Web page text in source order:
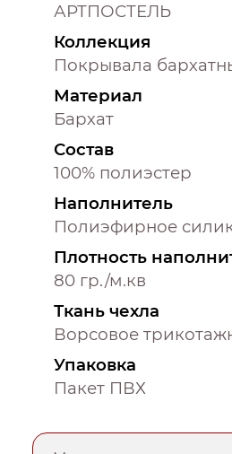
АРТПОСТЕЛЬ
Коллекция
Покрывала
Материал
Бархат
Состав
100% полиэстер
Наполнитель
Плотность
80 гр./м.кв
Ткань чехла
Ворсовое
Упаковка
Пакет ПВХ